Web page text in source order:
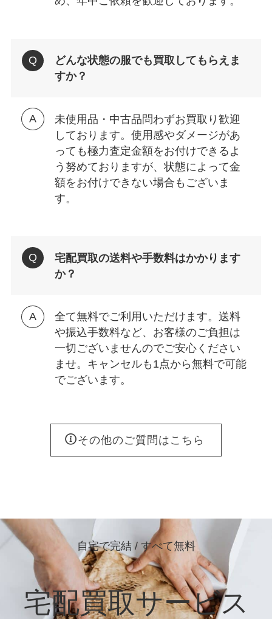
どんな状態の服でも買取してもらえま
すか？
未使用品・中古品問わずお買取り歓迎
しております。使用感やダメージがあ
っても極力査定金額をお付けできるよ
う努めておりますが、状態によって金
額をお付けできない場合もございま
す。
宅配買取の送料や手数料はかかります
か？
全て無料でご利用いただけます。送料
や振込手数料など、お客様のご負担は
一切ございませんのでご安心ください
ませ。キャンセルも1点から無料で可能
でございます。
その他のご質問はこちら
自宅で完結 / すべて無料
宅配買取サービス